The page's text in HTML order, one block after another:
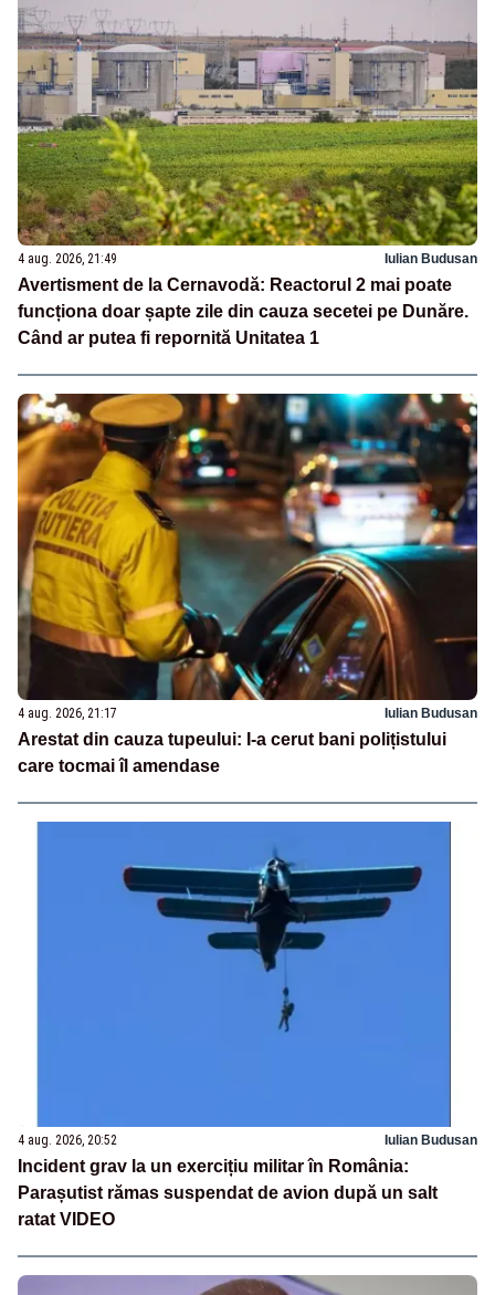
4 aug. 2026, 21:49 Iulian Budusan
Avertisment de la Cernavodă: Reactorul 2 mai poate
funcționa doar șapte zile din cauza secetei pe Dunăre.
Când ar putea fi repornită Unitatea 1
4 aug. 2026, 21:17 Iulian Budusan
Arestat din cauza tupeului: I-a cerut bani polițistului
care tocmai îl amendase
4 aug. 2026, 20:52 Iulian Budusan
Incident grav la un exercițiu militar în România:
Parașutist rămas suspendat de avion după un salt
ratat VIDEO